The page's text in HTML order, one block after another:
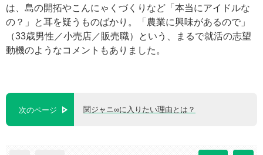
は、島の開拓やこんにゃくづくりなど「本当にアイドルな
の？」と耳を疑うものばかり。「農業に興味があるので」
（33歳男性／小売店／販売職）という、まるで就活の志望
動機のようなコメントもありました。
次のページ 関ジャニ∞に入りたい理由とは？